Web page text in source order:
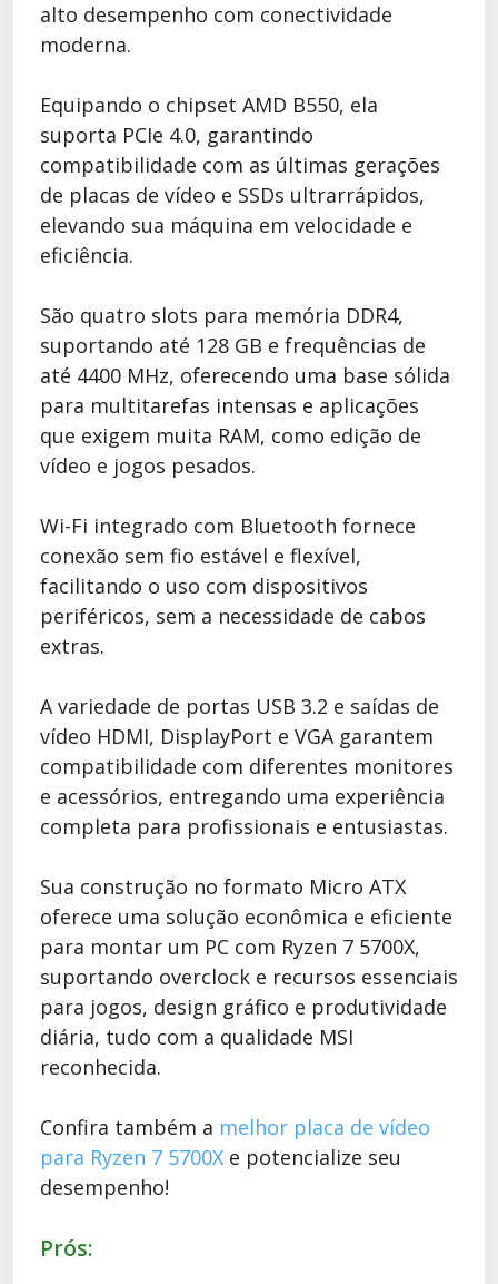
alto desempenho com conectividade
moderna.
Equipando o chipset AMD B550, ela
suporta PCIe 4.0, garantindo
compatibilidade com as últimas gerações
de placas de vídeo e SSDs ultrarrápidos,
elevando sua máquina em velocidade e
eficiência.
São quatro slots para memória DDR4,
suportando até 128 GB e frequências de
até 4400 MHz, oferecendo uma base sólida
para multitarefas intensas e aplicações
que exigem muita RAM, como edição de
vídeo e jogos pesados.
Wi-Fi integrado com Bluetooth fornece
conexão sem fio estável e flexível,
facilitando o uso com dispositivos
periféricos, sem a necessidade de cabos
extras.
A variedade de portas USB 3.2 e saídas de
vídeo HDMI, DisplayPort e VGA garantem
compatibilidade com diferentes monitores
e acessórios, entregando uma experiência
completa para profissionais e entusiastas.
Sua construção no formato Micro ATX
oferece uma solução econômica e eficiente
para montar um PC com Ryzen 7 5700X,
suportando overclock e recursos essenciais
para jogos, design gráfico e produtividade
diária, tudo com a qualidade MSI
reconhecida.
Confira também a melhor placa de vídeo
para Ryzen 7 5700X e potencialize seu
desempenho!
Prós: